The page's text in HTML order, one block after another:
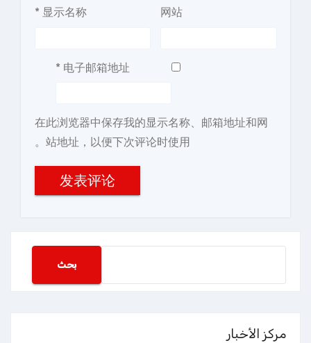
显示名称
*
电子邮箱地址
*
网站
在此浏览器中保存我的显示名称、邮箱地址和网
站地址，以便下次评论时使用。
مركز الأخبار